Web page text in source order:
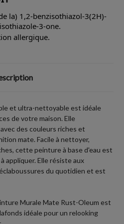
la) 1,2-benzisothiazol-3(2H)-
3-one.
allergique.
et ultra-nettoyable est idéale
de votre maison. Elle
des couleurs riches et
mate. Facile à nettoyer,
cette peinture à base d'eau est
appliquer. Elle résiste aux
du quotidien et est
Murale Mate Rust-Oleum est
idéale pour un relooking